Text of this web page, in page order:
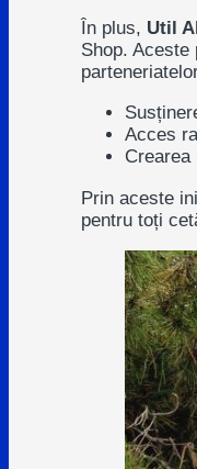
În plus, Util
Shop. Aceste
Acces
Prin aceste
pentru toți